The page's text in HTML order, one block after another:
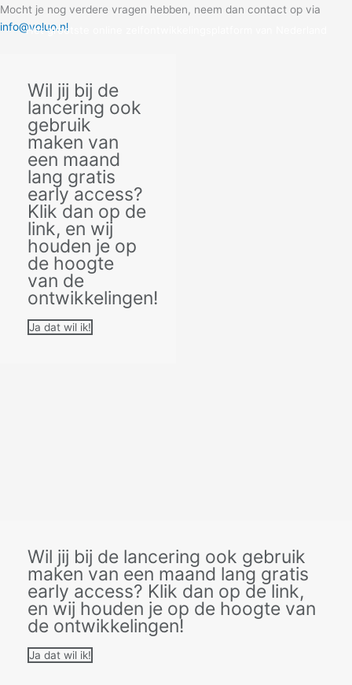
Het grootste online zelfontwikkelingsplatform van Nederland
Mocht je nog verdere vragen hebben, neem dan contact op via
info@voluo.nl
Wil jij bij de
lancering ook
gebruik
maken van
een maand
lang gratis
early access?
Klik dan op de
link, en wij
houden je op
de hoogte
van de
ontwikkelingen!
Ja dat wil ik!
Wil jij bij de lancering ook gebruik
maken van een maand lang gratis
early access? Klik dan op de link,
en wij houden je op de hoogte van
de ontwikkelingen!
Ja dat wil ik!